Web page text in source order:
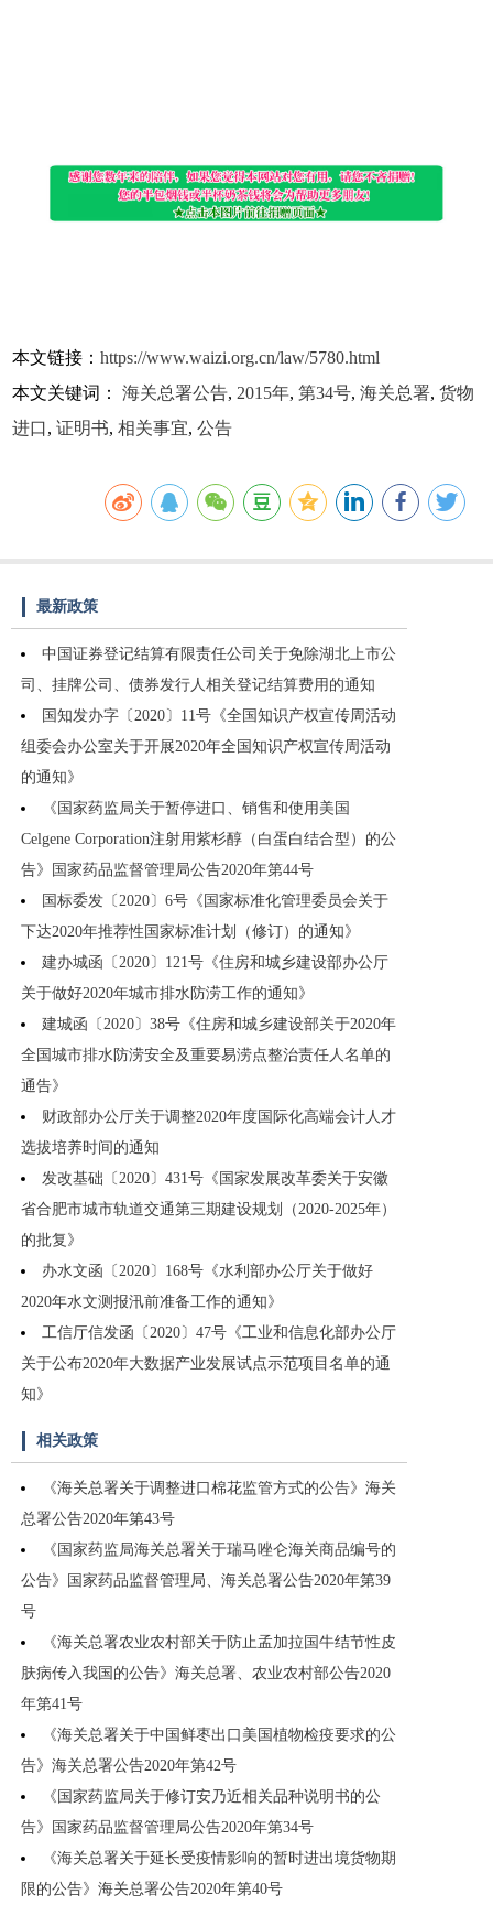
本文链接：https://www.waizi.org.cn/law/5780.html
本文关键词：海关总署公告,2015年,第34号,海关总署,货物
进口,证明书,相关事宜,公告
最新政策
中国证券登记结算有限责任公司关于免除湖北上市公
司、挂牌公司、债券发行人相关登记结算费用的通知
国知发办字〔2020〕11号《全国知识产权宣传周活动
组委会办公室关于开展2020年全国知识产权宣传周活动
的通知》
《国家药监局关于暂停进口、销售和使用美国
Celgene Corporation注射用紫杉醇（白蛋白结合型）的公
告》国家药品监督管理局公告2020年第44号
国标委发〔2020〕6号《国家标准化管理委员会关于
下达2020年推荐性国家标准计划（修订）的通知》
建办城函〔2020〕121号《住房和城乡建设部办公厅
关于做好2020年城市排水防涝工作的通知》
建城函〔2020〕38号《住房和城乡建设部关于2020年
全国城市排水防涝安全及重要易涝点整治责任人名单的
通告》
财政部办公厅关于调整2020年度国际化高端会计人才
选拔培养时间的通知
发改基础〔2020〕431号《国家发展改革委关于安徽
省合肥市城市轨道交通第三期建设规划（2020-2025年）
的批复》
办水文函〔2020〕168号《水利部办公厅关于做好
2020年水文测报汛前准备工作的通知》
工信厅信发函〔2020〕47号《工业和信息化部办公厅
关于公布2020年大数据产业发展试点示范项目名单的通
知》
相关政策
《海关总署关于调整进口棉花监管方式的公告》海关
总署公告2020年第43号
《国家药监局海关总署关于瑞马唑仑海关商品编号的
公告》国家药品监督管理局、海关总署公告2020年第39
号
《海关总署农业农村部关于防止孟加拉国牛结节性皮
肤病传入我国的公告》海关总署、农业农村部公告2020
年第41号
《海关总署关于中国鲜枣出口美国植物检疫要求的公
告》海关总署公告2020年第42号
《国家药监局关于修订安乃近相关品种说明书的公
告》国家药品监督管理局公告2020年第34号
《海关总署关于延长受疫情影响的暂时进出境货物期
限的公告》海关总署公告2020年第40号